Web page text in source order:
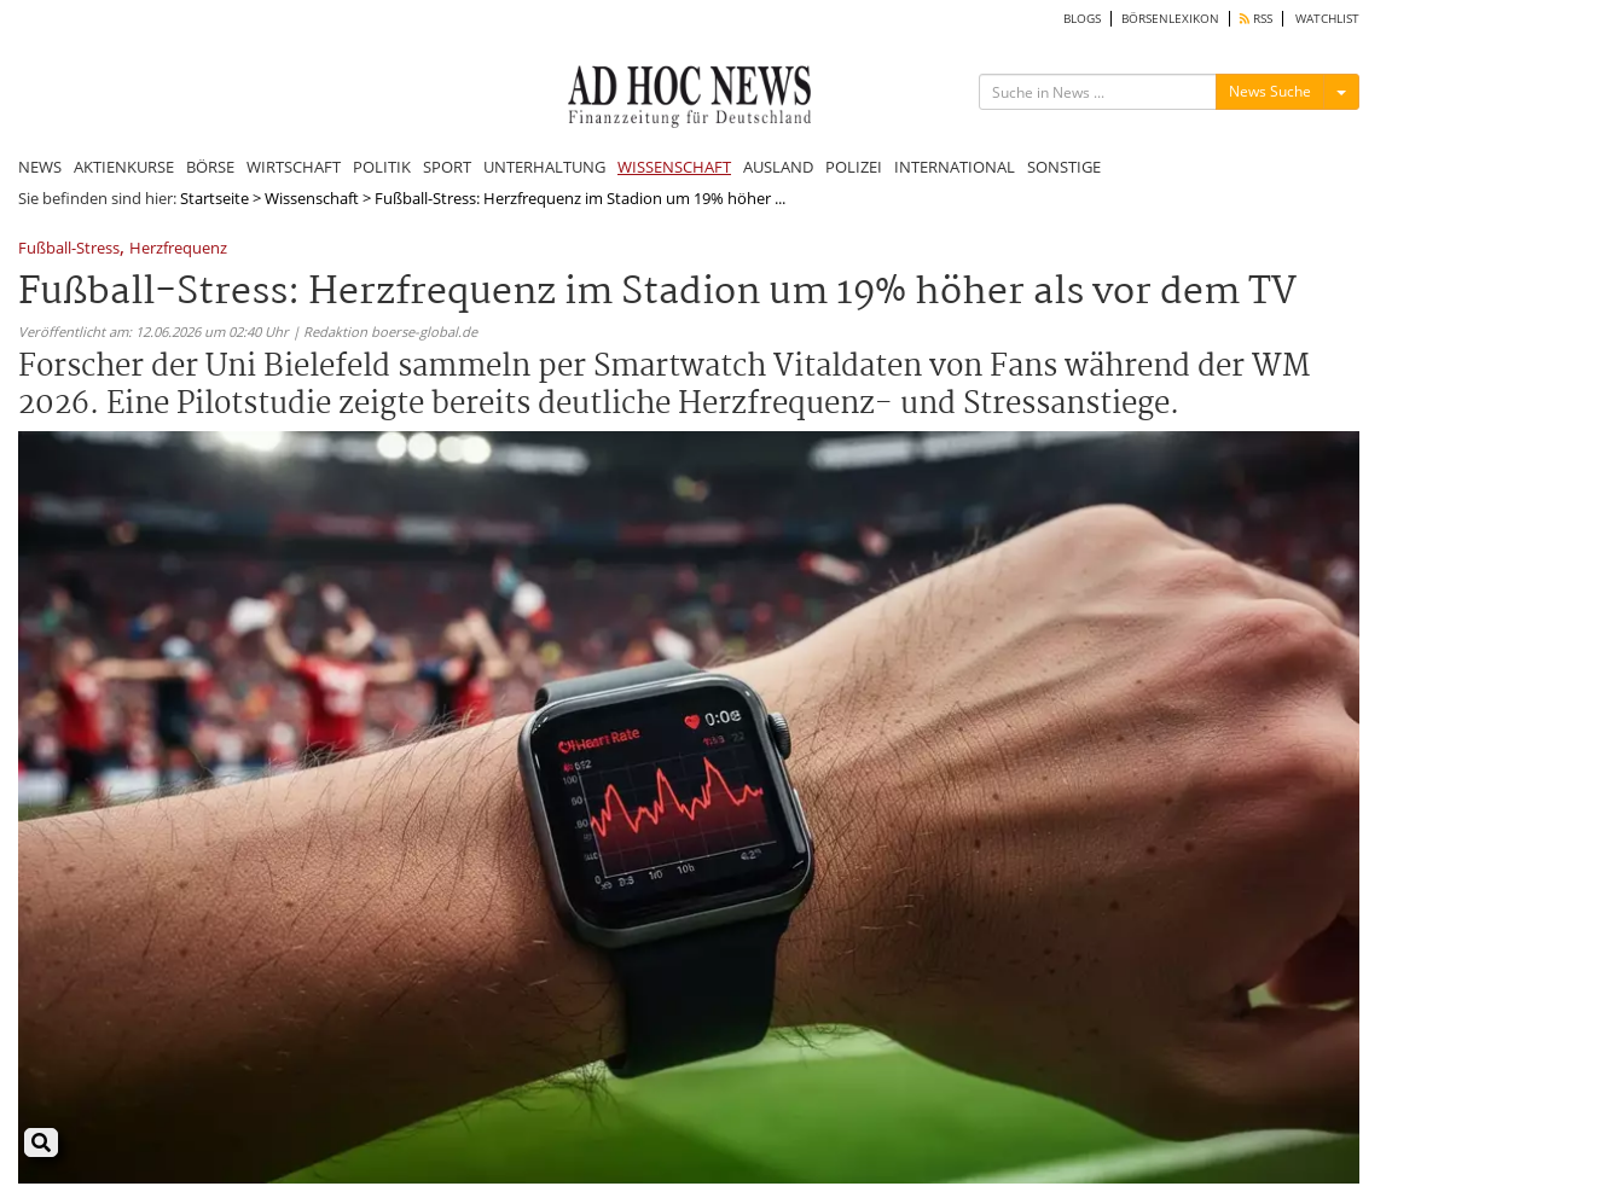
BLOGS BÖRSENLEXIKON RSS WATCHLIST
News Suche Menü ein-/ausblenden
NEWS AKTIENKURSE BÖRSE WIRTSCHAFT POLITIK SPORT UNTERHALTUNG WISSENSCHAFT AUSLAND POLIZEI INTERNATIONAL SONSTIGE
Sie befinden sind hier:Startseite>Wissenschaft> Fußball-Stress: Herzfrequenz im Stadion um 19% höher ...
Fußball-Stress, Herzfrequenz
Fußball-Stress: Herzfrequenz im Stadion um 19% höher als vor dem TV
Veröffentlicht am: 12.06.2026 um 02:40 Uhr | Redaktion boerse-global.de
Forscher der Uni Bielefeld sammeln per Smartwatch Vitaldaten von Fans während der WM
2026. Eine Pilotstudie zeigte bereits deutliche Herzfrequenz- und Stressanstiege.